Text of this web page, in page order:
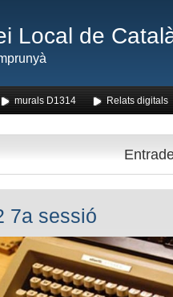
Local de
murals D1314 Relats digitals
7a sessió